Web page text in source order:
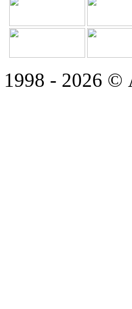
1998 - 2026 ©